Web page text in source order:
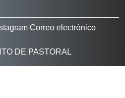
Correo electrónico
DE PASTORAL